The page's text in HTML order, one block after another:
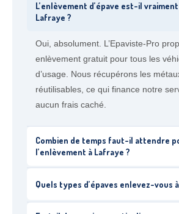
L’enlèvement d’épave est-il
Lafraye ?
Oui, absolument. L’Epaviste-Pro
enlèvement gratuit pour tous les
d’usage. Nous récupérons les
réutilisables, ce qui finance notre
aucun frais caché.
Combien de temps faut-il attendre
l’enlèvement à Lafraye ?
Quels types d’épaves enlevez-vous